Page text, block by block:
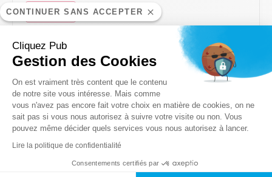
CONTINUER SANS ACCEPTER
Cliquez Pub
Gestion des Cookies
Plateforme de Gestion du
On est vraiment très content que le contenu
de notre site vous intéresse. Mais comme
vous n'avez pas encore fait votre choix en matière de cookies, on ne
sait pas si vous nous autorisez à suivre votre visite ou non. Vous
pouvez même décider quels services vous nous autorisez à lancer.
Lire la politique de confidentialité
Consentements certifiés par
Axeptio consent
40,00 € HT
AJOUTER AU PANIER
Expert de la communication